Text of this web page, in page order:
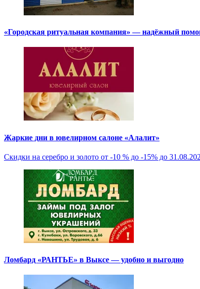
«Городская ритуальная компания» — надёжный
Жаркие дни в ювелирном салоне «Алалит»
Скидки на серебро и золото от -10 % до -15% до
Ломбард «РАНТЬЕ» в Выксе — удобно и выгодно